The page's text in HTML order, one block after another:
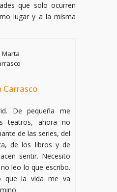
que solo ocurren
lugar y a la misma
De pequeña me
teatros, ahora no
de las series, del
de los libros y de
sentir. Necesito
leo lo que escribo.
que la vida me va